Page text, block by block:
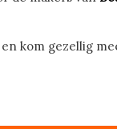
kom gezellig